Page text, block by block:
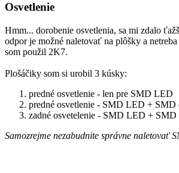
Osvetlenie
Hmm... dorobenie osvetlenia, sa mi zdalo
odpor je možné naletovať na plôšky a
som použil 2K7.
Plošáčiky som si urobil 3 kúsky:
predné osvetlenie - len pre SMD LED
predné osvetlenie - SMD LED + SMD
zadné osvetelenie - SMD LED +
Samozrejme nezabudnite správne naletovať